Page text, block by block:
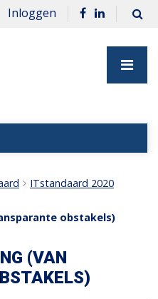
Inloggen
ITstandaard 2020
obstakels)
(VAN